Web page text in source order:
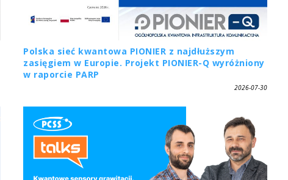
Polska sieć kwantowa PIONIER z najdłuższym
zasięgiem w Europie. Projekt PIONIER-Q wyróżniony
w raporcie PARP
2026-07-30